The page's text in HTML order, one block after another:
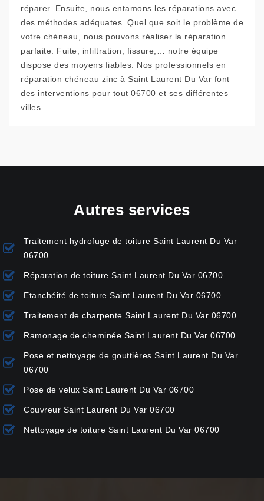
réparer. Ensuite, nous entamons les réparations avec
des méthodes adéquates. Quel que soit le problème de
votre chéneau, nous pouvons réaliser la réparation
parfaite. Fuite, infiltration, fissure,… notre équipe
dispose des moyens fiables. Nos professionnels en
réparation chéneau zinc à Saint Laurent Du Var font
des interventions pour tout 06700 et ses différentes
villes.
Autres services
Traitement hydrofuge de toiture Saint Laurent Du Var
06700
Réparation de toiture Saint Laurent Du Var 06700
Etanchéité de toiture Saint Laurent Du Var 06700
Traitement de charpente Saint Laurent Du Var 06700
Ramonage de cheminée Saint Laurent Du Var 06700
Pose et nettoyage de gouttières Saint Laurent Du Var
06700
Pose de velux Saint Laurent Du Var 06700
Couvreur Saint Laurent Du Var 06700
Nettoyage de toiture Saint Laurent Du Var 06700